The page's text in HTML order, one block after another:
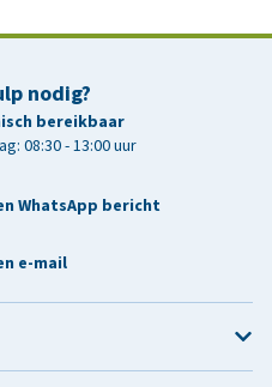
nodig?
bereikbaar
08:30 - 13:00 uur
WhatsApp bericht
e-mail